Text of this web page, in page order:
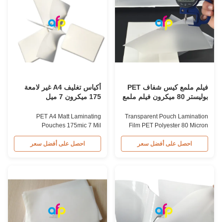
tags, and small paper
materials...
common lamination process to
make simple and smaller
laminates. We ...
فيلم ملمع كيس شفاف PET
بوليستر 80 ميكرون فيلم ملمع
Transparent Pouch Lamination
Film PET Polyester 80 Micron
Polyester (PET) Pouch Thermal
Laminating Film - Custom-made
Available in popular thicknesses
احصل على أفضل سعر
أكياس تغليف A4 غير لامعة
175 ميكرون 7 ميل
PET A4 Matt Laminating
Pouches 175mic 7 Mil
7mil/175mic Matte Finish Pouch
Laminating Film Technical
Shelf Life 24 months Thickness
60 micron to 250 micron Size A2
~ A7; B2 ~ B5, etc. Application
Credit card, school, ...
احصل على أفضل سعر